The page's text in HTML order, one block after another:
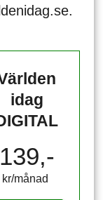
idag
139,-
kr/månad ​​​​​​